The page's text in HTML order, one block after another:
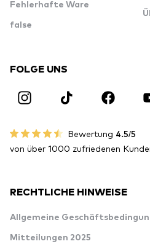
Fehlerhafte Ware
false
FOLGE UNS
Bewertung 4.5/5
von über 1000 zufriedenen
RECHTLICHE HINWEISE
Allgemeine
Mitteilungen 2025